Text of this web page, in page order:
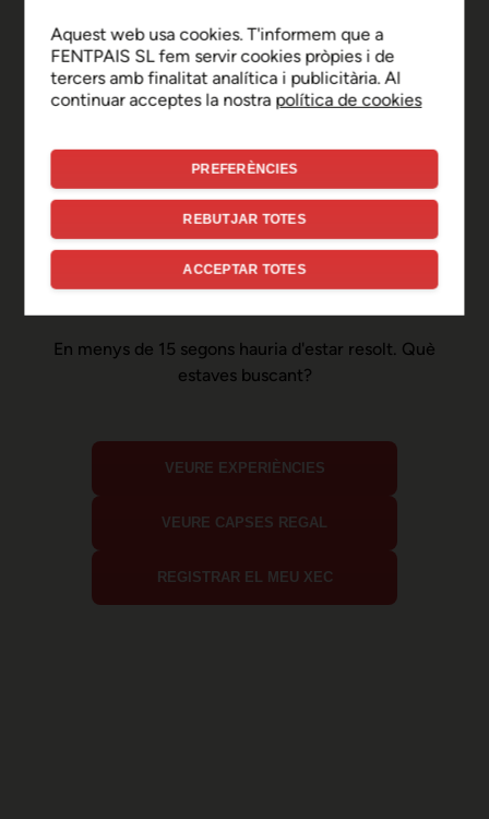
Ep, disculpa!
Sembla que hi ha hagut un
error de connexió temporal
En menys de 15 segons hauria d'estar resolt. Què
estaves buscant?
VEURE EXPERIÈNCIES
VEURE CAPSES REGAL
REGISTRAR EL MEU XEC
Aquest web usa cookies. T'informem que a
FENTPAIS SL fem servir cookies pròpies i de
tercers amb finalitat analítica i publicitària. Al
continuar acceptes la nostra política de cookies
PREFERÈNCIES
REBUTJAR TOTES
ACCEPTAR TOTES